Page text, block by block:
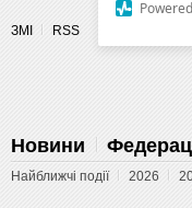
ЗМІ RSS
Новини
Найближчі події 2026